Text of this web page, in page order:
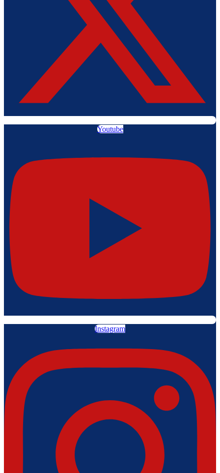
Youtube
Instagram